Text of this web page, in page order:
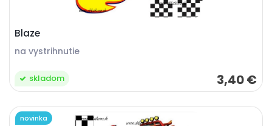
Blaze
na vystrihnutie
3,40 €
skladom
novinka